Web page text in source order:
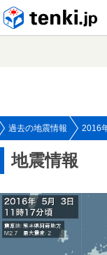
過去の地震情報 2016
地震情報